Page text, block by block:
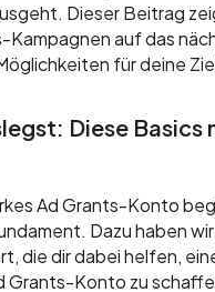
Dieser Beitrag
Kampagnen auf das
für deine
Diese Basics
Ad Grants-Konto
Dazu haben
die dir dabei helfen,
Grants-Konto zu